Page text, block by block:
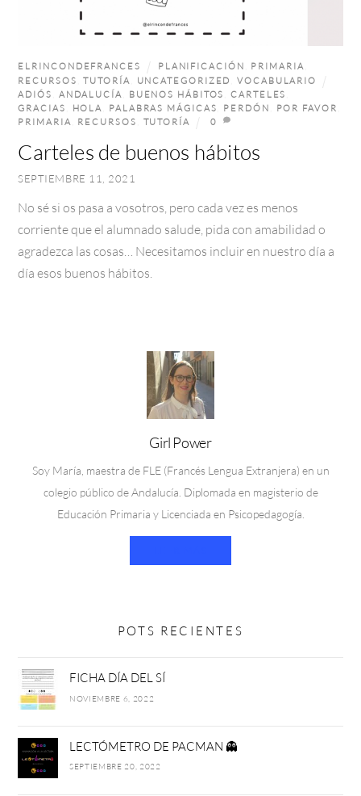
SEPTIEMBRE 11, 2021
Carteles de buenos hábitos
ELRINCONDEFRANCES PLANIFICACIÓN PRIMARIA
RECURSOS
,TUTORÍA UNCATEGORIZED ,VOCABULARIO
ADIÓS
ANDALUCÍA BUENOS HÁBITOS ,CARTELES
GRACIAS
HOLA PALABRAS MÁGICAS PERDÓN POR FAVOR
PRIMARIA
RECURSOS TUTORÍA 0
No sé si os pasa a vosotros, pero cada vez es menos
corriente que el alumnado salude, pida con amabilidad o
agradezca las cosas… Necesitamos incluir en nuestro día a
día esos buenos hábitos.
Girl Power
Soy María, maestra de FLE (Francés Lengua Extranjera) en un
colegio público de Andalucía. Diplomada en magisterio de
Educación Primaria y Licenciada en Psicopedagogía.
POTS RECIENTES
FICHA DÍA DEL SÍ
NOVIEMBRE 6, 2022
LECTÓMETRO DE PACMAN 👻
SEPTIEMBRE 20, 2022